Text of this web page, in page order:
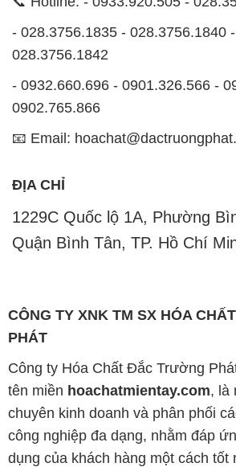
- 028.3756.1835 - 028.3756.1840
028.3756.1842
- 0932.660.696 - 0901.326.566 -
0902.765.866
📧 Email:
ĐỊA CHỈ
1229C Quốc lộ 1A, Phường
Quận Bình Tân, TP. Hồ Chí
CÔNG TY XNK TM SX HÓA
PHÁT
Công ty Hóa Chất Đắc Trường
tên miền hoachatmientay.com, là
chuyên kinh doanh và phân phối
công nghiệp đa dạng, nhằm đáp
dụng của khách hàng một cách tốt